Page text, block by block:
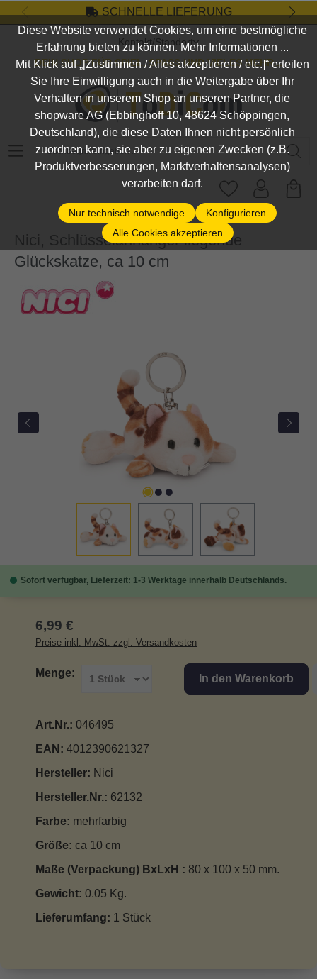
Zum Hauptinhalt springenSCHNELLE LIEFERUNG
Kontakt/Standort
DEIN SHOP FÜR SPIEL, SPASS UND VIELES MEHR...
Suchbegriff eingeben ...
Nici, Schlüsselanhänger liegende
Glückskatze, ca 10 cm
Sofort verfügbar, Lieferzeit: 1-3 Werktage innerhalb Deutschlands.
Regulärer Preis:
6,99 €
Preise inkl. MwSt. zzgl. Versandkosten
Menge: In den Warenkorb
Art.Nr.: 046495
EAN: 4012390621327
Hersteller: Nici
Hersteller.Nr.: 62132
Farbe: mehrfarbig
Größe: ca 10 cm
Maße (Verpackung) BxLxH : 80 x 100 x 50 mm.
Gewicht: 0.05 Kg.
Lieferumfang: 1 Stück
Diese Website verwendet Cookies, um eine bestmögliche
Erfahrung bieten zu können.Mehr Informationen ...
Mit Klick auf „[Zustimmen / Alles akzeptieren / etc.]“ erteilen
Sie Ihre Einwilligung auch in die Weitergabe über Ihr
Verhalten in unserem Shop an unseren Partner, die
shopware AG (Ebbinghoff 10, 48624 Schöppingen,
Deutschland), die diese Daten Ihnen nicht persönlich
zuordnen kann, sie aber zu eigenen Zwecken (z.B.
Produktverbesserungen, Marktverhaltensanalysen)
verarbeiten darf.
Nur technisch notwendige
Konfigurieren
Alle Cookies akzeptieren